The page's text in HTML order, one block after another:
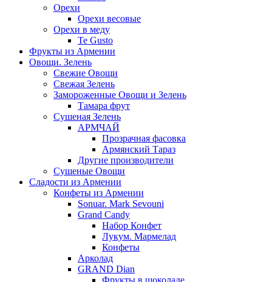
Орехи
Орехи весовые
Орехи в меду
Te Gusto
Фрукты из Армении
Овощи. Зелень
Свежие Овощи
Свежая Зелень
Замороженные Овощи и Зелень
Тамара фрут
Сушеная Зелень
АРМЧАЙ
Прозрачная фасовка
Армянский Тараз
Другие производители
Сушеные Овощи
Сладости из Армении
Конфеты из Армении
Sonuar. Mark Sevouni
Grand Candy
Набор Конфет
Лукум. Мармелад
Конфеты
Арколад
GRAND Dian
Фрукты в шоколаде